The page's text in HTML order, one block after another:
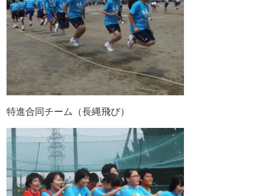
特進合同チーム（長縄飛び）